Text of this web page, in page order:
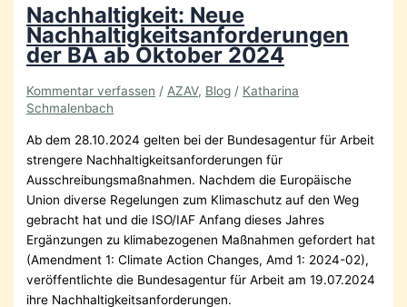
Nachhaltigkeit: Neue
Nachhaltigkeitsanforderungen
der BA ab Oktober 2024
Kommentar verfassen /AZAV, Blog / Katharina
Schmalenbach
Ab dem 28.10.2024 gelten bei der Bundesagentur für Arbeit
strengere Nachhaltigkeitsanforderungen für
Ausschreibungsmaßnahmen. Nachdem die Europäische
Union diverse Regelungen zum Klimaschutz auf den Weg
gebracht hat und die ISO/IAF Anfang dieses Jahres
Ergänzungen zu klimabezogenen Maßnahmen gefordert hat
(Amendment 1: Climate Action Changes, Amd 1: 2024-02),
veröffentlichte die Bundesagentur für Arbeit am 19.07.2024
ihre Nachhaltigkeitsanforderungen.